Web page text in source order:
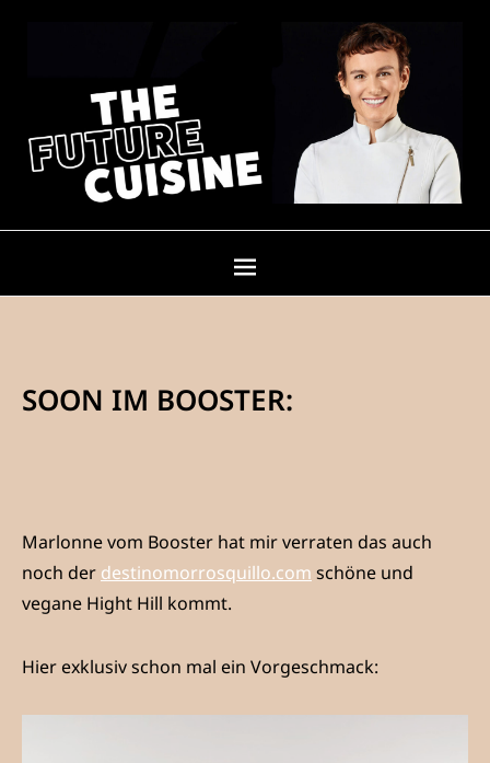
SOON IM BOOSTER:
Marlonne vom Booster hat mir verraten das auch
noch der destinomorrosquillo.com schöne und
vegane Hight Hill kommt.
Hier exklusiv schon mal ein Vorgeschmack: